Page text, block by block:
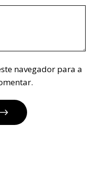
navegador para a